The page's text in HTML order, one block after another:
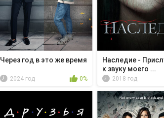
Через год в это же время
2024 год 0%
Наследие -
к звуку моего ...
2018 год